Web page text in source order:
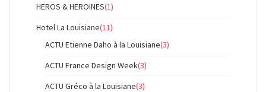
HEROS & HEROINES(1)
Hotel La Louisiane(11)
ACTU Etienne Daho à la Louisiane(3)
ACTU France Design Week(3)
ACTU Gréco à la Louisiane(3)